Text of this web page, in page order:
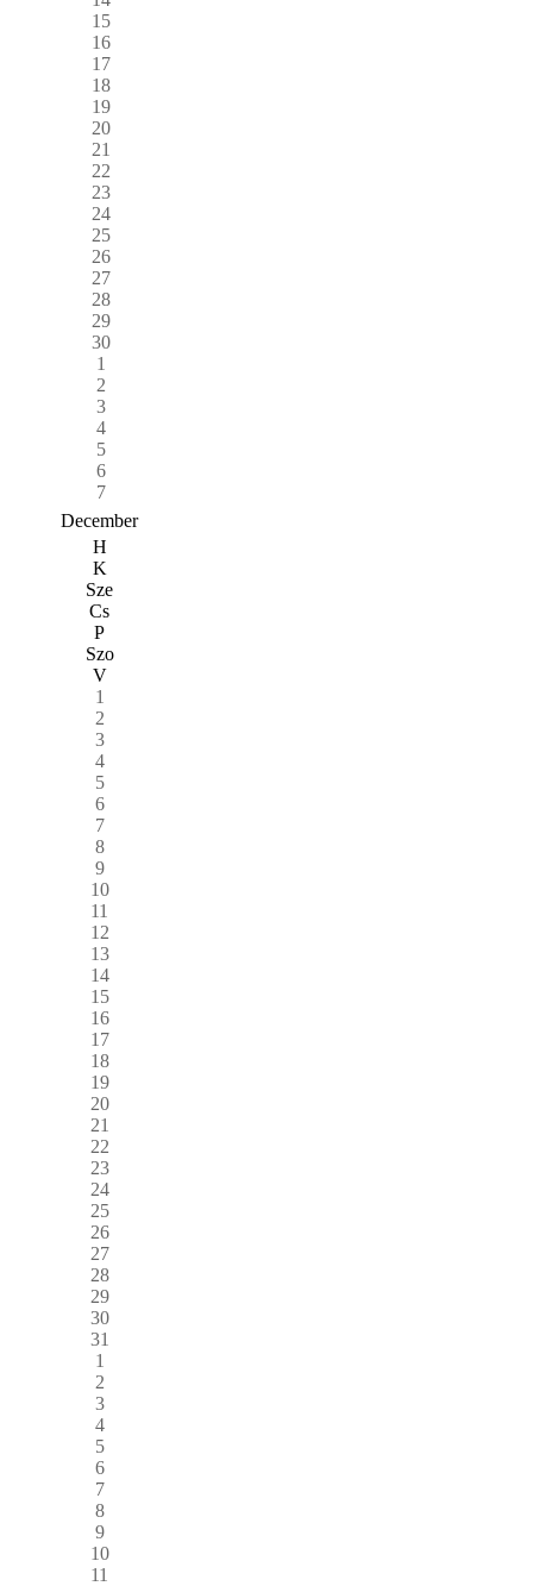
15
16
17
18
19
20
21
22
23
24
25
26
27
28
29
30
1
2
3
4
5
6
7
December
H
K
Sze
Cs
P
Szo
V
1
2
3
4
5
6
7
8
9
10
11
12
13
14
15
16
17
18
19
20
21
22
23
24
25
26
27
28
29
30
31
1
2
3
4
5
6
7
8
9
10
11